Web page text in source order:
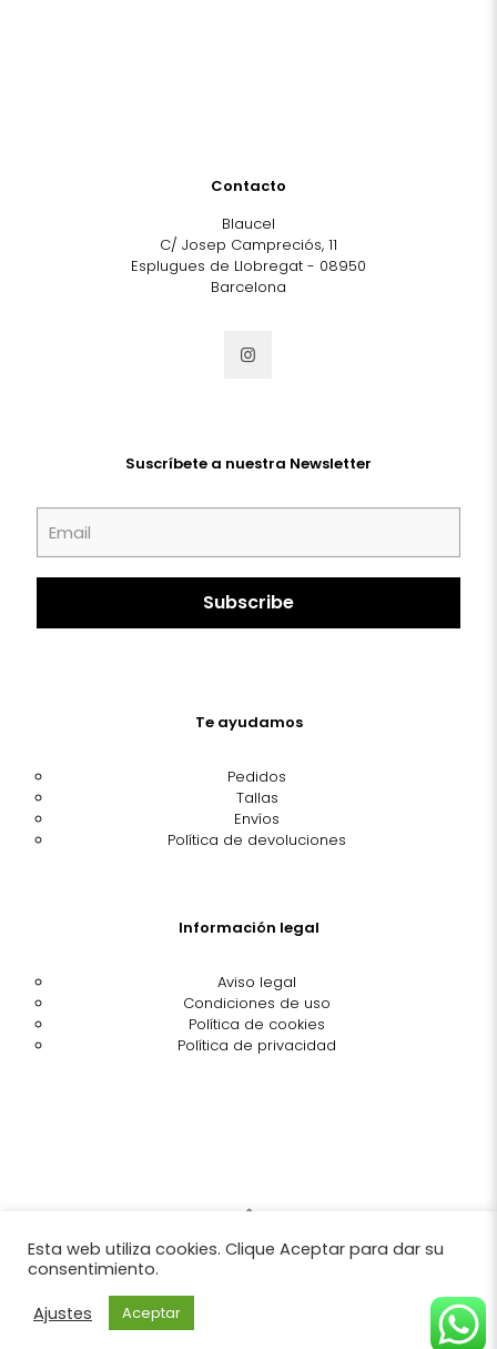
Contacto
Blaucel
C/ Josep Campreciós, 11
Esplugues de Llobregat - 08950
Barcelona
Suscríbete a nuestra Newsletter
Te ayudamos
Pedidos
Tallas
Envíos
Política de devoluciones
Información legal
Aviso legal
Condiciones de uso
Política de cookies
Política de privacidad
© Blaucel Corsetería | Todos los derechos reservados |
Esta web utiliza cookies. Clique Aceptar para dar su
consentimiento.
Ajustes
Aceptar